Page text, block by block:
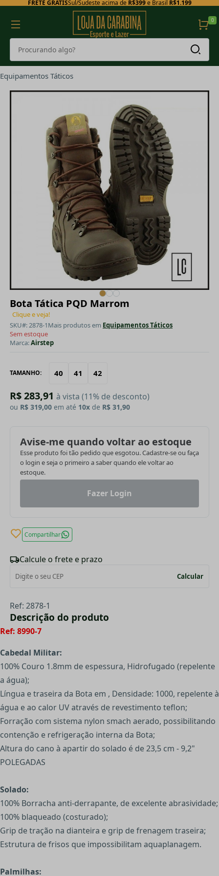
FRETE GRÁTISSul/Sudeste acima de R$399e Brasil R$1.199
0
Equipamentos Táticos
Bota Tática PQD Marrom
Clique e veja!
SKU#: 2878-1Mais produtos em Equipamentos Táticos
Sem estoque
Marca:Airstep
TAMANHO: 40 41 42
R$ 283,91 à vista (11% de desconto)
ou R$ 319,00 em até 10x de R$ 31,90
Avise-me quando voltar ao estoque
Esse produto foi tão pedido que esgotou. Cadastre-se ou faça
o login e seja o primeiro a saber quando ele voltar ao
estoque.
Fazer Login
Compartilhar
Calcule o frete e prazo
Calcular
Ref: 2878-1
Descrição do produto
Ref: 8990-7
Cabedal Militar:
100% Couro 1.8mm de espessura, Hidrofugado (repelente
a água);
Língua e traseira da Bota em , Densidade: 1000, repelente à
água e ao calor UV através de revestimento teflon;
Forração com sistema nylon smach aerado, possibilitando
contenção e refrigeração interna da Bota;
Altura do cano à apartir do solado é de 23,5 cm - 9,2"
POLEGADAS
Solado:
100% Borracha anti-derrapante, de excelente abrasividade;
100% blaqueado (costurado);
Grip de tração na dianteira e grip de frenagem traseira;
Estrutura de frisos que impossibilitam aquaplanagem.
Palmilhas: